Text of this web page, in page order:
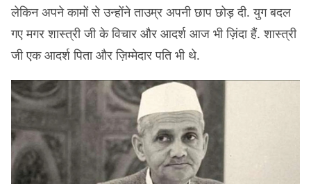
लेकिन अपने कामों से उन्होंने ताउम्र अपनी छाप छोड़ दी. युग बदल
गए मगर शास्त्री जी के विचार और आदर्श आज भी ज़िंदा हैं. शास्त्री
जी एक आदर्श पिता और ज़िम्मेदार पति भी थे.